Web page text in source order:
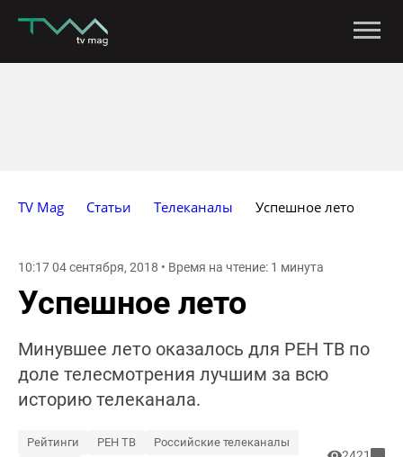
TV Mag Статьи Телеканалы Успешное лето
10:17 04 сентября, 2018 • Время на чтение: 1 минута
Успешное лето
Минувшее лето оказалось для РЕН ТВ по
доле телесмотрения лучшим за всю
историю телеканала.
Рейтинги РЕН ТВ
Российские телеканалы